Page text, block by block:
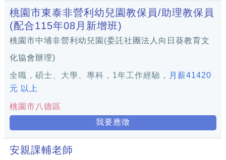
桃園市東泰非營利幼兒園教保員/助理教保員
(配合115年08月新增班)
桃園市中埔非營利幼兒園(委託社團法人向日葵教育文
化協會辦理)
全職，碩士、大學、專科，1年工作經驗，
月薪41420
元 以上
桃園市八德區
我要應徵
安親課輔老師